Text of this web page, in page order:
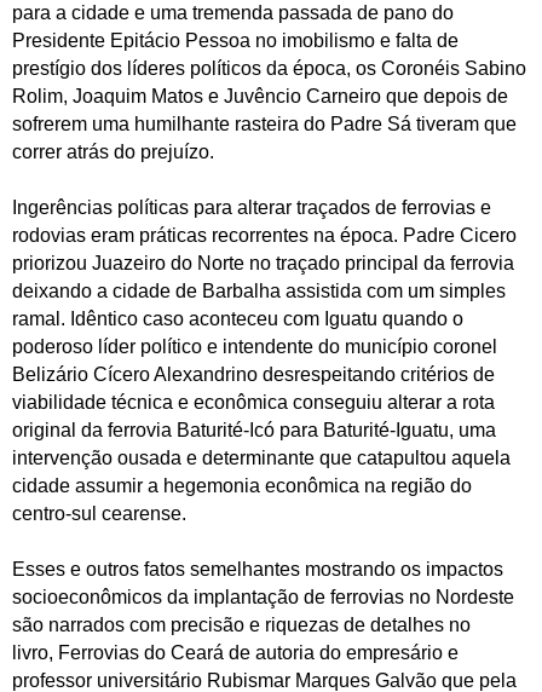
para a cidade e uma tremenda passada de pano do
Presidente Epitácio Pessoa no imobilismo e falta de
prestígio dos líderes políticos da época, os Coronéis Sabino
Rolim, Joaquim Matos e Juvêncio Carneiro que depois de
sofrerem uma humilhante rasteira do Padre Sá tiveram que
correr atrás do prejuízo.
Ingerências políticas para alterar traçados de ferrovias e
rodovias eram práticas recorrentes na época. Padre Cicero
priorizou Juazeiro do Norte no traçado principal da ferrovia
deixando a cidade de Barbalha assistida com um simples
ramal. Idêntico caso aconteceu com Iguatu quando o
poderoso líder político e intendente do município coronel
Belizário Cícero Alexandrino desrespeitando critérios de
viabilidade técnica e econômica conseguiu alterar a rota
original da ferrovia Baturité-Icó para Baturité-Iguatu, uma
intervenção ousada e determinante que catapultou aquela
cidade assumir a hegemonia econômica na região do
centro-sul cearense.
Esses e outros fatos semelhantes mostrando os impactos
socioeconômicos da implantação de ferrovias no Nordeste
são narrados com precisão e riquezas de detalhes no
livro, Ferrovias do Ceará de autoria do empresário e
professor universitário Rubismar Marques Galvão que pela